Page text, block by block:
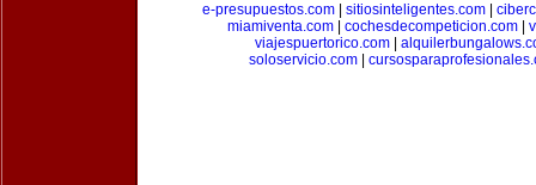
e-presupuestos.com
sitiosinteligentes.com
miamiventa.com
cochesdecompeticion.com
viajespuertorico.com|
soloservicio.com|